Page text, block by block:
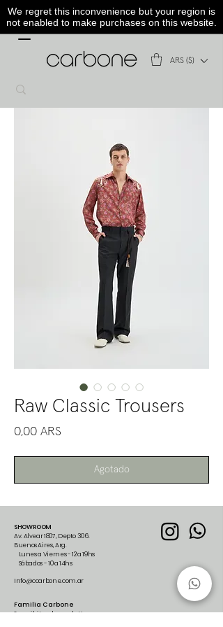
We regret this inconvenience but your region is
not enabled to make purchases on this website.
ARS ($)
Raw Classic Trousers
0,00 ARS
Agotado
SHOWROOM
Av. Alvear 1807, Depto 306.
Buenos Aires, Arg.
Lunes a Viernes - 12 a 19hs
Sábados - 10 a 14hs
Info@ccarbone.com.ar
Familia Carbone
Suscribite al newsletter para